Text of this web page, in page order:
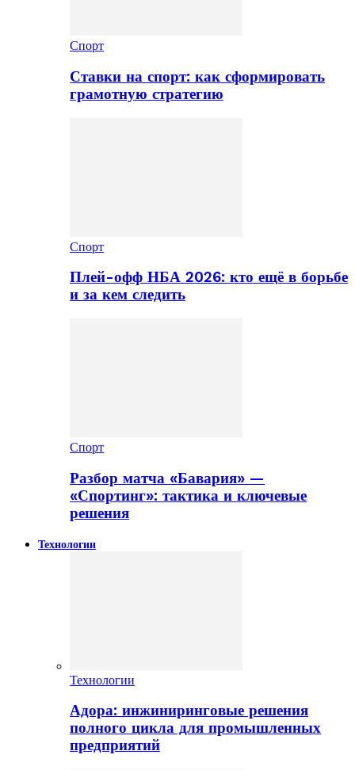
Спорт
Ставки на спорт: как сформировать
грамотную стратегию
Спорт
Плей-офф НБА 2026: кто ещё в борьбе
и за кем следить
Спорт
Разбор матча «Бавария» —
«Спортинг»: тактика и ключевые
решения
Технологии
Технологии
Адора: инжиниринговые решения
полного цикла для промышленных
предприятий